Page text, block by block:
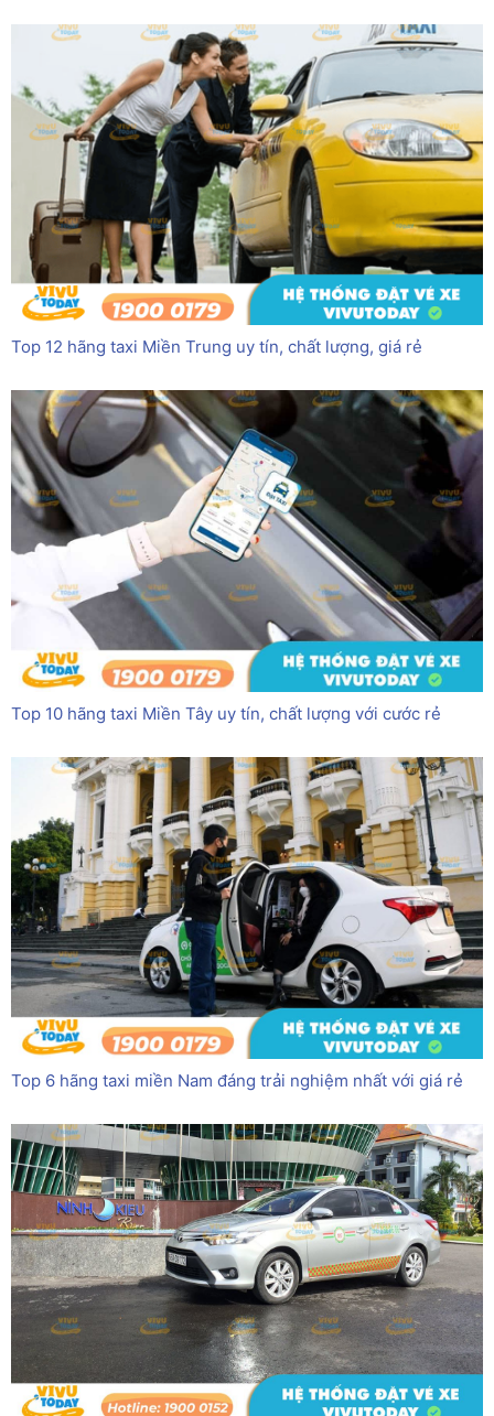
Top 12 hãng taxi Miền Trung uy tín, chất lượng, giá rẻ
Top 10 hãng taxi Miền Tây uy tín, chất lượng với cước rẻ
Top 6 hãng taxi miền Nam đáng trải nghiệm nhất với giá rẻ